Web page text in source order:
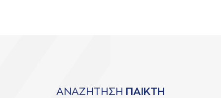
ΑΝΑΖΗΤΗΣΗ ΠΑΙΚΤΗ